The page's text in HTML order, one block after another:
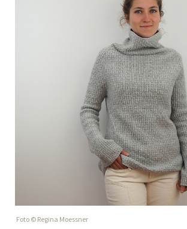
Foto © Regina Moessner